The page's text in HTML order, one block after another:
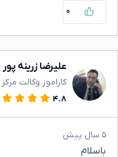
۰
علیرضا زرینه پور
کاراموز وکالت
۴.۸
۵ سال پیش
باسلام